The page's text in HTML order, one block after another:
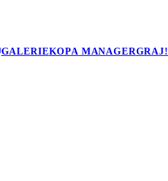
GALERIEKOPA MANAGERGRAJ!